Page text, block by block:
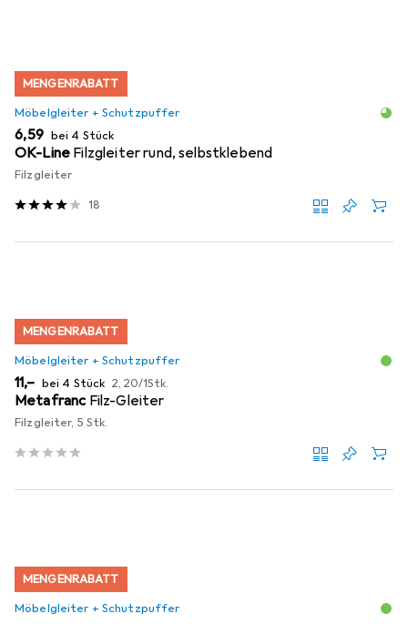
MENGENRABATT
Möbelgleiter + Schutzpuffer
EUR
6,59 bei 4 Stück
OK-Line Filzgleiter rund, selbstklebend
Filzgleiter
18
MENGENRABATT
Möbelgleiter + Schutzpuffer
EUR
11,– bei 4 Stück EUR
2,20/1Stk.
Metafranc Filz-Gleiter
Filzgleiter, 5 Stk.
MENGENRABATT
Möbelgleiter + Schutzpuffer